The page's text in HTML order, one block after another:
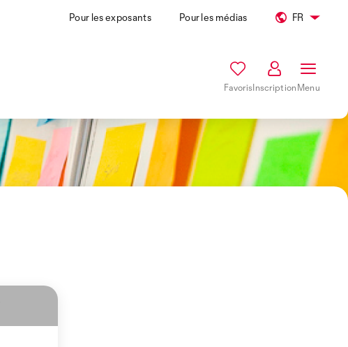
Pour les exposants Pour les médias FR
FavorisInscriptionMenu